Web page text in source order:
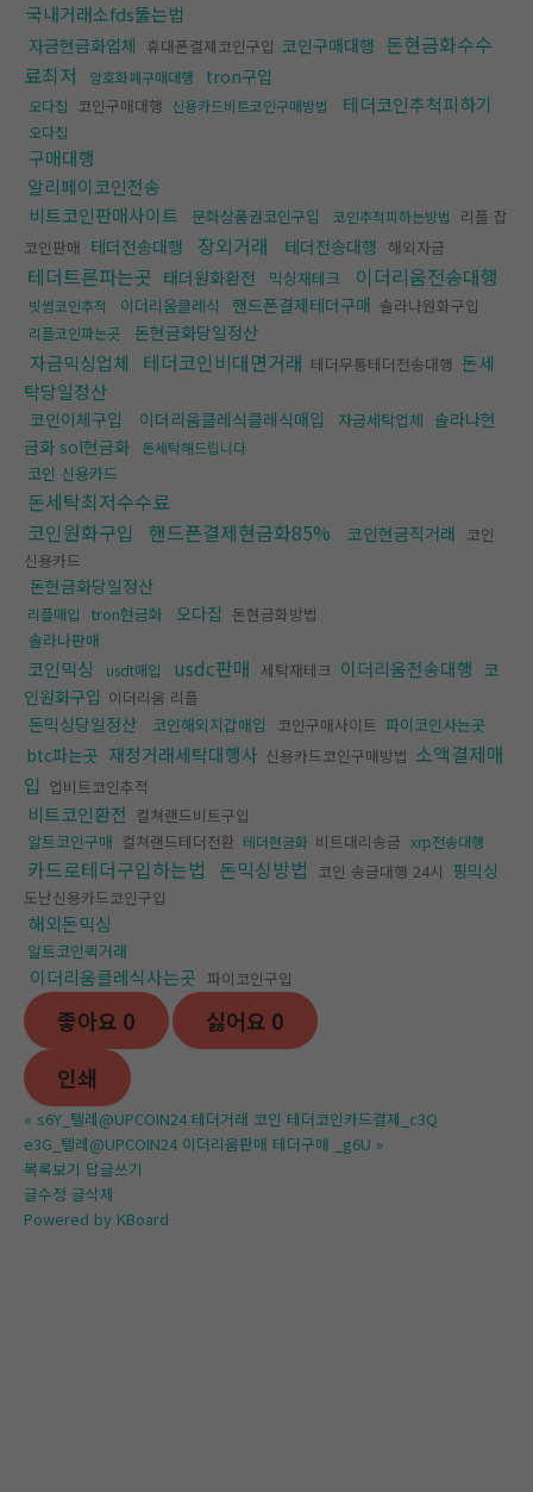
국내거래소fds뚫는법
자금현금화업체 휴대폰결제코인구입 코인구매대행 돈현금화수수
료최저
암호화폐구매대행 tron구입
오다집 코인구매대행 신용카드비트코인구매방법 테더코인추척피하기
오다집
구매대행
알리페이코인전송
비트코인판매사이트
문화상품권코인구입 코인추적피하는방법
리플 잡
코인판매 테더전송대행 장외거래 테더전송대행 해외자금
테더트론파는곳 태더원화환전 믹싱재테크 이더리움전송대행
빗썸코인추적 이더리움클레식 핸드폰결제테더구매 솔라나원화구입
리플코인파는곳 돈현금화당일정산
자금믹싱업체 테더코인비대면거래 테더무통테더전송대행 돈세
탁당일정산
코인이체구입 이더리움클레식클레식매입 자금세탁업체 솔라나현
금화 sol현금화 돈세탁해드립니다
코인 신용카드
돈세탁최저수수료
코인원화구입
핸드폰결제현금화85% 코인현금직거래 코인
신용카드
돈현금화당일정산
리플매입 tron현금화 오다집 돈현금화방법
솔라나판매
코인믹싱 usdt매입 usdc판매 세탁재테크 이더리움전송대행 코
인원화구입 이더리움 리플
돈믹싱당일정산 코인해외지갑매입 코인구매사이트 파이코인사는곳
btc파는곳 재정거래세탁대행사 신용카드코인구매방법 소액결제매
입 업비트코인추적
비트코인환전 컬쳐랜드비트구입
알트코인구매 컬쳐랜드테더전환 테더현금화 비트대리송금 xrp전송대행
카드로테더구입하는법 돈믹싱방법 코인 송금대행 24시 핑믹싱
도난신용카드코인구입
해외돈믹싱
알트코인퀵거래
이더리움클레식사는곳 파이코인구입
좋아요 0 싫어요 0
인쇄
« s6Y_텔레@UPCOIN24 테더거래 코인 테더코인카드결제_c3Q
e3G_텔레@UPCOIN24 이더리움판매 테더구매 _g6U »
목록보기 답글쓰기
글수정 글삭제
Powered by KBoard